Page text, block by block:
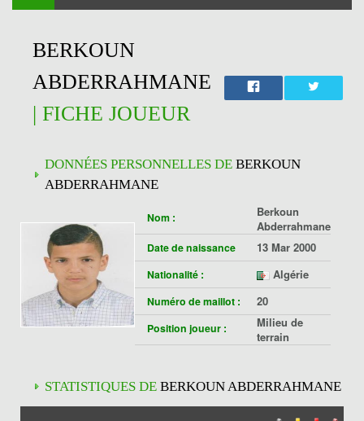
BERKOUN
ABDERRAHMANE
| FICHE JOUEUR
DONNÉES PERSONNELLES DE BERKOUN
ABDERRAHMANE
Nom :
Berkoun
Abderrahmane
Date de naissance 13 Mar 2000
Nationalité : Algérie
Numéro de maillot : 20
Position joueur :
Milieu de
terrain
STATISTIQUES DE BERKOUN ABDERRAHMANE